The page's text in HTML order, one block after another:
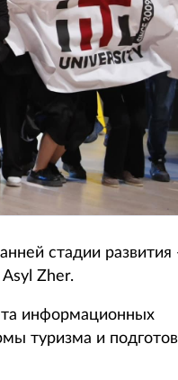
стадии
Zher.
информационных
туризма и